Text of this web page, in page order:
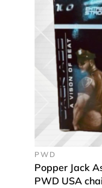
PWD
Popper Jack
PWD USA